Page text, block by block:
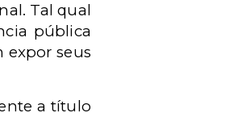
Tal qual
pública
expor seus
a título